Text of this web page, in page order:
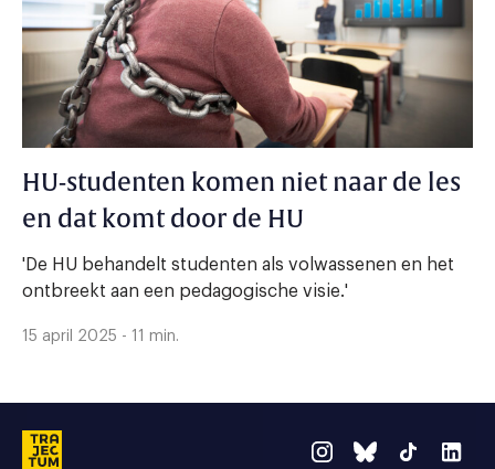
HU-studenten komen niet naar de les
en dat komt door de HU
'De HU behandelt studenten als volwassenen en het
ontbreekt aan een pedagogische visie.'
15 april 2025 - 11 min.